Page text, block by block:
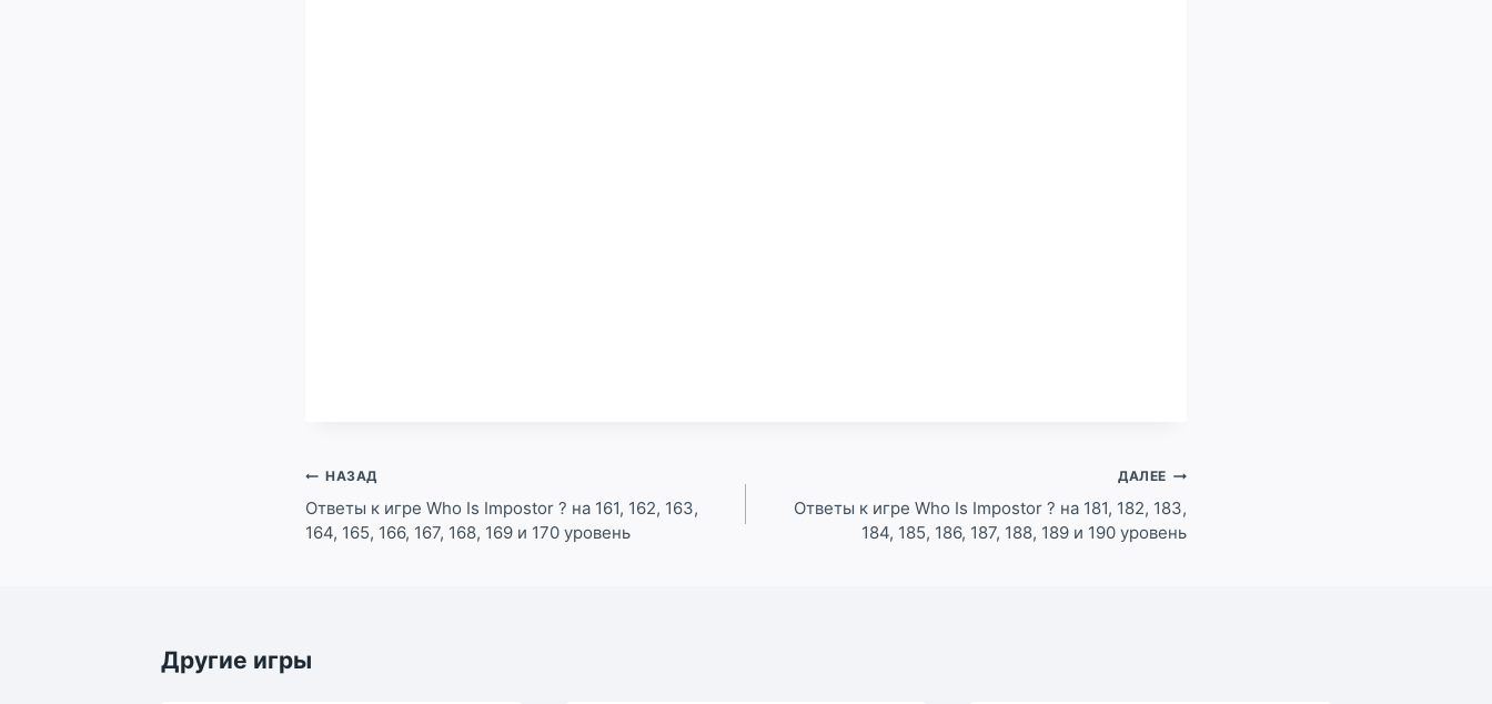
Навигация
по
записям
НАЗАД
Ответы к игре Who Is Impostor ? на 161, 162, 163,
164, 165, 166, 167, 168, 169 и 170 уровень
ДАЛЕЕ
Ответы к игре Who Is Impostor ? на 181, 182, 183,
184, 185, 186, 187, 188, 189 и 190 уровень
Другие игры